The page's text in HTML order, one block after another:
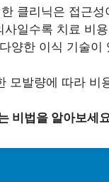
클리닉은 접근
사일수록 치료 비
양한 이식 기술
모발량에 따라 비
비법을 알아보세